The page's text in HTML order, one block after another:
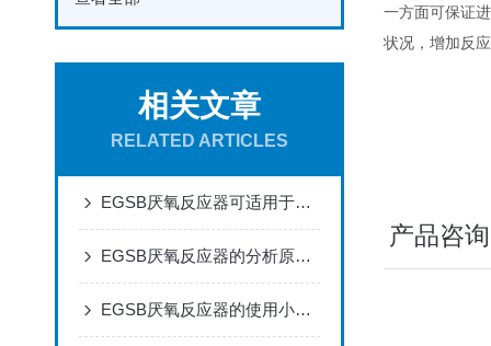
相关文章
RELATED ARTICLES
EGSB厌氧反应器可适用于工业和生活污水的处理
EGSB厌氧反应器的分析原理技术你有必要知道
EGSB厌氧反应器的使用小常识
一方面可保证
状况，增加反
产品咨询